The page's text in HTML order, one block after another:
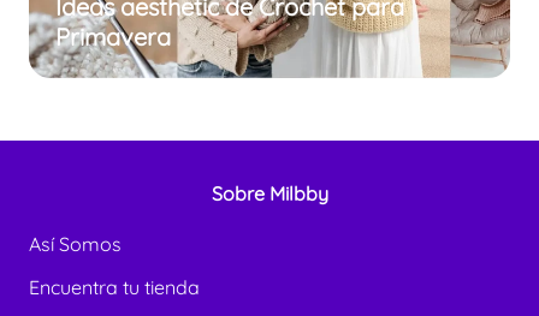
Ideas aesthetic de Crochet para
Primavera
Sobre Milbby
Así Somos
Encuentra tu tienda